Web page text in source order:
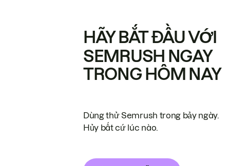
HÃY BẮT ĐẦU VỚI
SEMRUSH NGAY
TRONG HÔM NAY
Dùng thử Semrush trong bảy ngày.
Hủy bất cứ lúc nào.